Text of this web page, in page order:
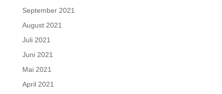
September 2021
August 2021
Juli 2021
Juni 2021
Mai 2021
April 2021